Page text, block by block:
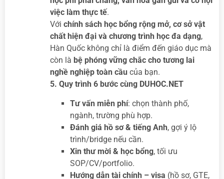
việc làm thực tế.
Với chính sách học bổng rộng mở, cơ sở vật
chất hiện đại và chương trình học đa dạng,
Hàn Quốc không chỉ là điểm đến giáo dục mà
còn là bệ phóng vững chắc cho tương lai
nghề nghiệp toàn cầu của bạn.
5. Quy trình 6 bước cùng DUHOC.NET
Tư vấn miễn phí: chọn thành phố,
ngành, trường phù hợp.
Đánh giá hồ sơ & tiếng Anh, gợi ý lộ
trình/bridge nếu cần.
Xin thư mời & học bổng, tối ưu
SOP/CV/portfolio.
Hướng dẫn tài chính – visa (hồ sơ, GTE,